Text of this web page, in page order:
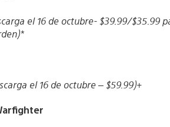
el 16 de octubre- $39.99/$35.99
el 16 de octubre – $59.99)+